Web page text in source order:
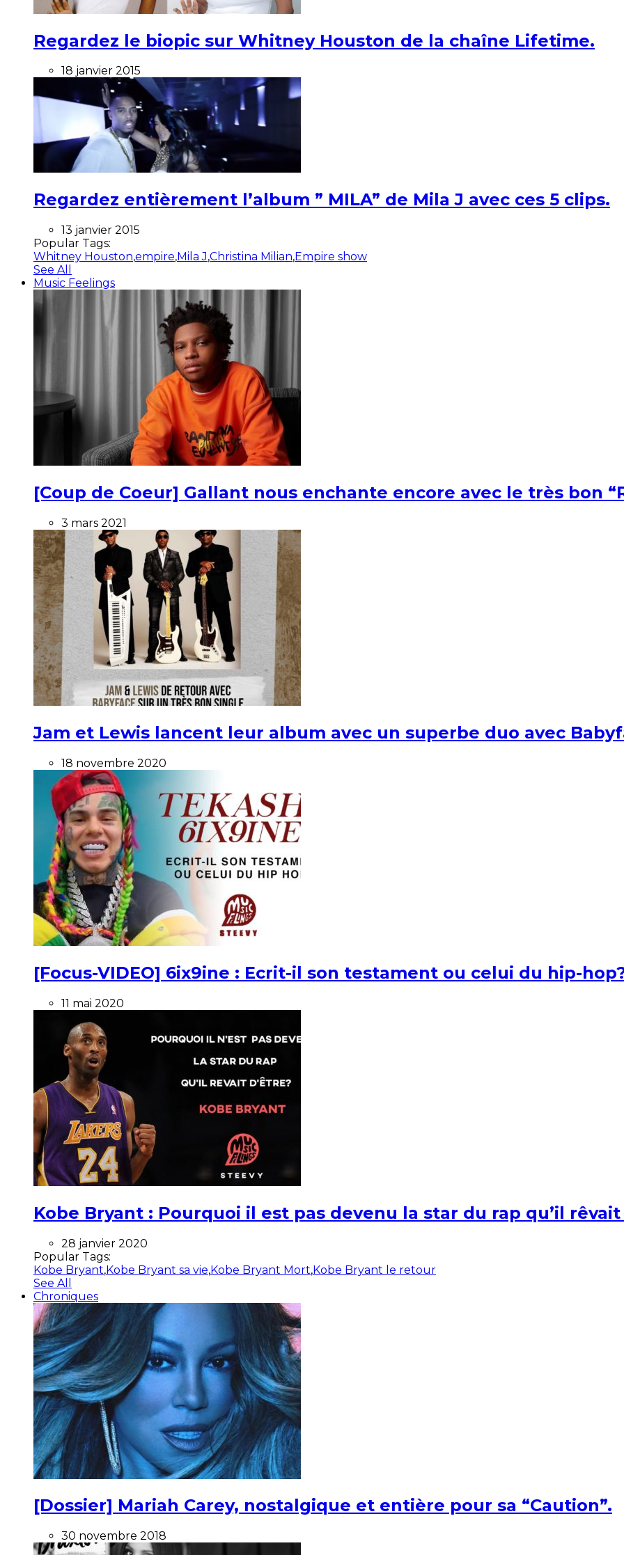
Regardez le biopic sur Whitney Houston de la chaîne Lifetime.
18 janvier 2015
Regardez entièrement l’album ” MILA” de Mila J avec ces 5 clips.
13 janvier 2015
Popular Tags:
Whitney Houston,empire,Mila J,Christina Milian,Empire show
See All
Music Feelings
[Coup de Coeur] Gallant nous enchante encore avec le très bon
3 mars 2021
Jam et Lewis lancent leur album avec un superbe duo avec
18 novembre 2020
[Focus-VIDEO] 6ix9ine : Ecrit-il son testament ou celui du hip-
11 mai 2020
Kobe Bryant : Pourquoi il est pas devenu la star du rap qu’il rêvait
28 janvier 2020
Popular Tags:
Kobe Bryant,Kobe Bryant sa vie,Kobe Bryant Mort,Kobe Bryant le retour
See All
Chroniques
[Dossier] Mariah Carey, nostalgique et entière pour sa “Caution”.
30 novembre 2018